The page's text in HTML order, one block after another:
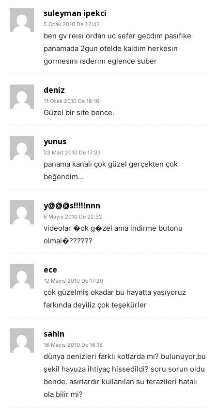
suleyman ipekci
5 Ocak 2010 De 22:42
ben gv reısı ordan uc sefer gecdım pasıfıke
panamada 2gun otelde kaldım herkesın
gormesını ısderım eglence suber
deniz
11 Ocak 2010 De 16:16
Güzel bir site bence.
yunus
23 Mart 2010 De 17:33
panama kanalı çok güzel gerçekten çok
beğendim…
y@@@s!!!!!nnn
6 Mayıs 2010 De 22:32
videolar �ok g�zel ama indirme butonu
olmal�??????
ece
12 Mayıs 2010 De 17:20
çok güzelmiş okadar bu hayatta yaşıyoruz
farkında deyiliz çok teşekürler
sahin
16 Mayıs 2010 De 16:18
dünya denizleri farklı kotlarda mı? bulunuyor.bu
şekil havuza ihtiyaç hissedildi? soru sorun oldu
bende. asırlardır kullanılan su terazileri hatalı
ola bilir mi?